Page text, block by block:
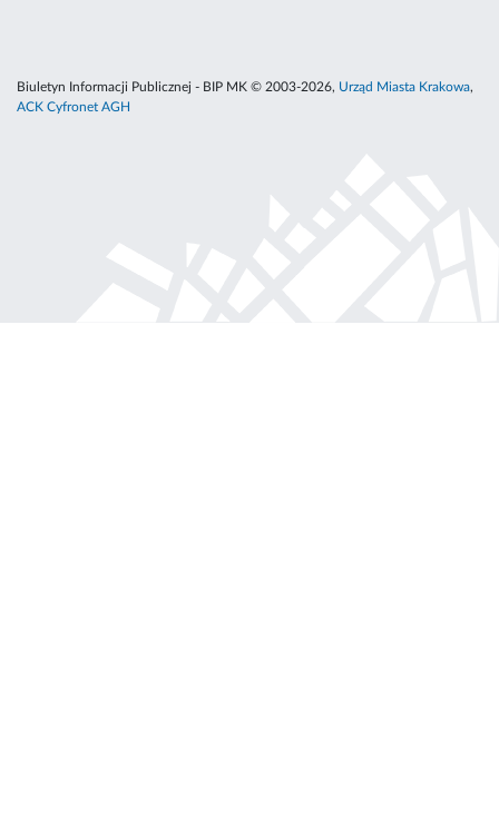
Biuletyn Informacji Publicznej - BIP MK © 2003-2026, Urząd Miasta Krakowa,
ACK Cyfronet AGH